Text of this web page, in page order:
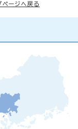
ページへ戻る